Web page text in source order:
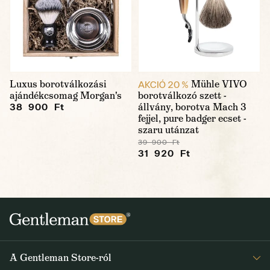
Luxus borotválkozási
ajándékcsomag Morgan's
38 900 Ft
AKCIÓ 20 % Mühle VIVO
borotválkozó szett -
állvány, borotva Mach 3
fejjel, pure badger ecset -
szaru utánzat
39 900 Ft
31 920 Ft
A Gentleman Store-ról